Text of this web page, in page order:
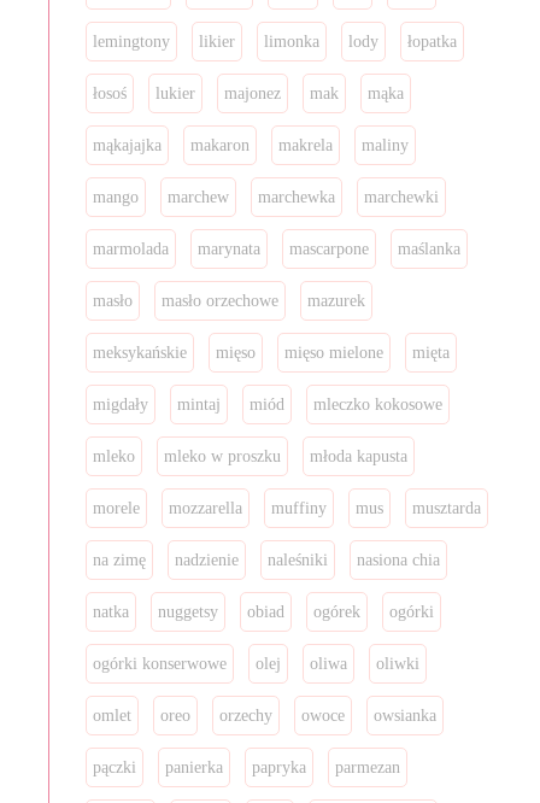
lemingtony likier limonka lody łopatka
łosoś lukier majonez mak mąka
mąkajajka makaron makrela maliny
mango marchew marchewka marchewki
marmolada marynata mascarpone maślanka
masło masło orzechowe mazurek
meksykańskie mięso mięso mielone mięta
migdały mintaj miód mleczko kokosowe
mleko mleko w proszku młoda kapusta
morele mozzarella muffiny mus musztarda
na zimę nadzienie naleśniki nasiona chia
natka nuggetsy obiad ogórek ogórki
ogórki konserwowe olej oliwa oliwki
omlet oreo orzechy owoce owsianka
pączki panierka papryka parmezan